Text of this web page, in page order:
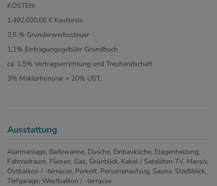
KOSTEN:
1.492.000,00 € Kaufpreis
3,5 % Grunderwerbssteuer
1,1% Eintragungsgebühr Grundbuch
ca. 1,5% Vertragserrichtung und Treuhandschaft
3% Maklerhonorar + 20% UST.
Ausstattung
Alarmanlage Badewanne Dusche Einbauküche Etagenheizung
Fahrradraum Fliesen Gas Grünblick Kabel / Satelliten-TV Massiv
Ostbalkon / -terrasse Parkett Personenaufzug Sauna Stadtblick
Tiefgarage Westbalkon / -terrasse